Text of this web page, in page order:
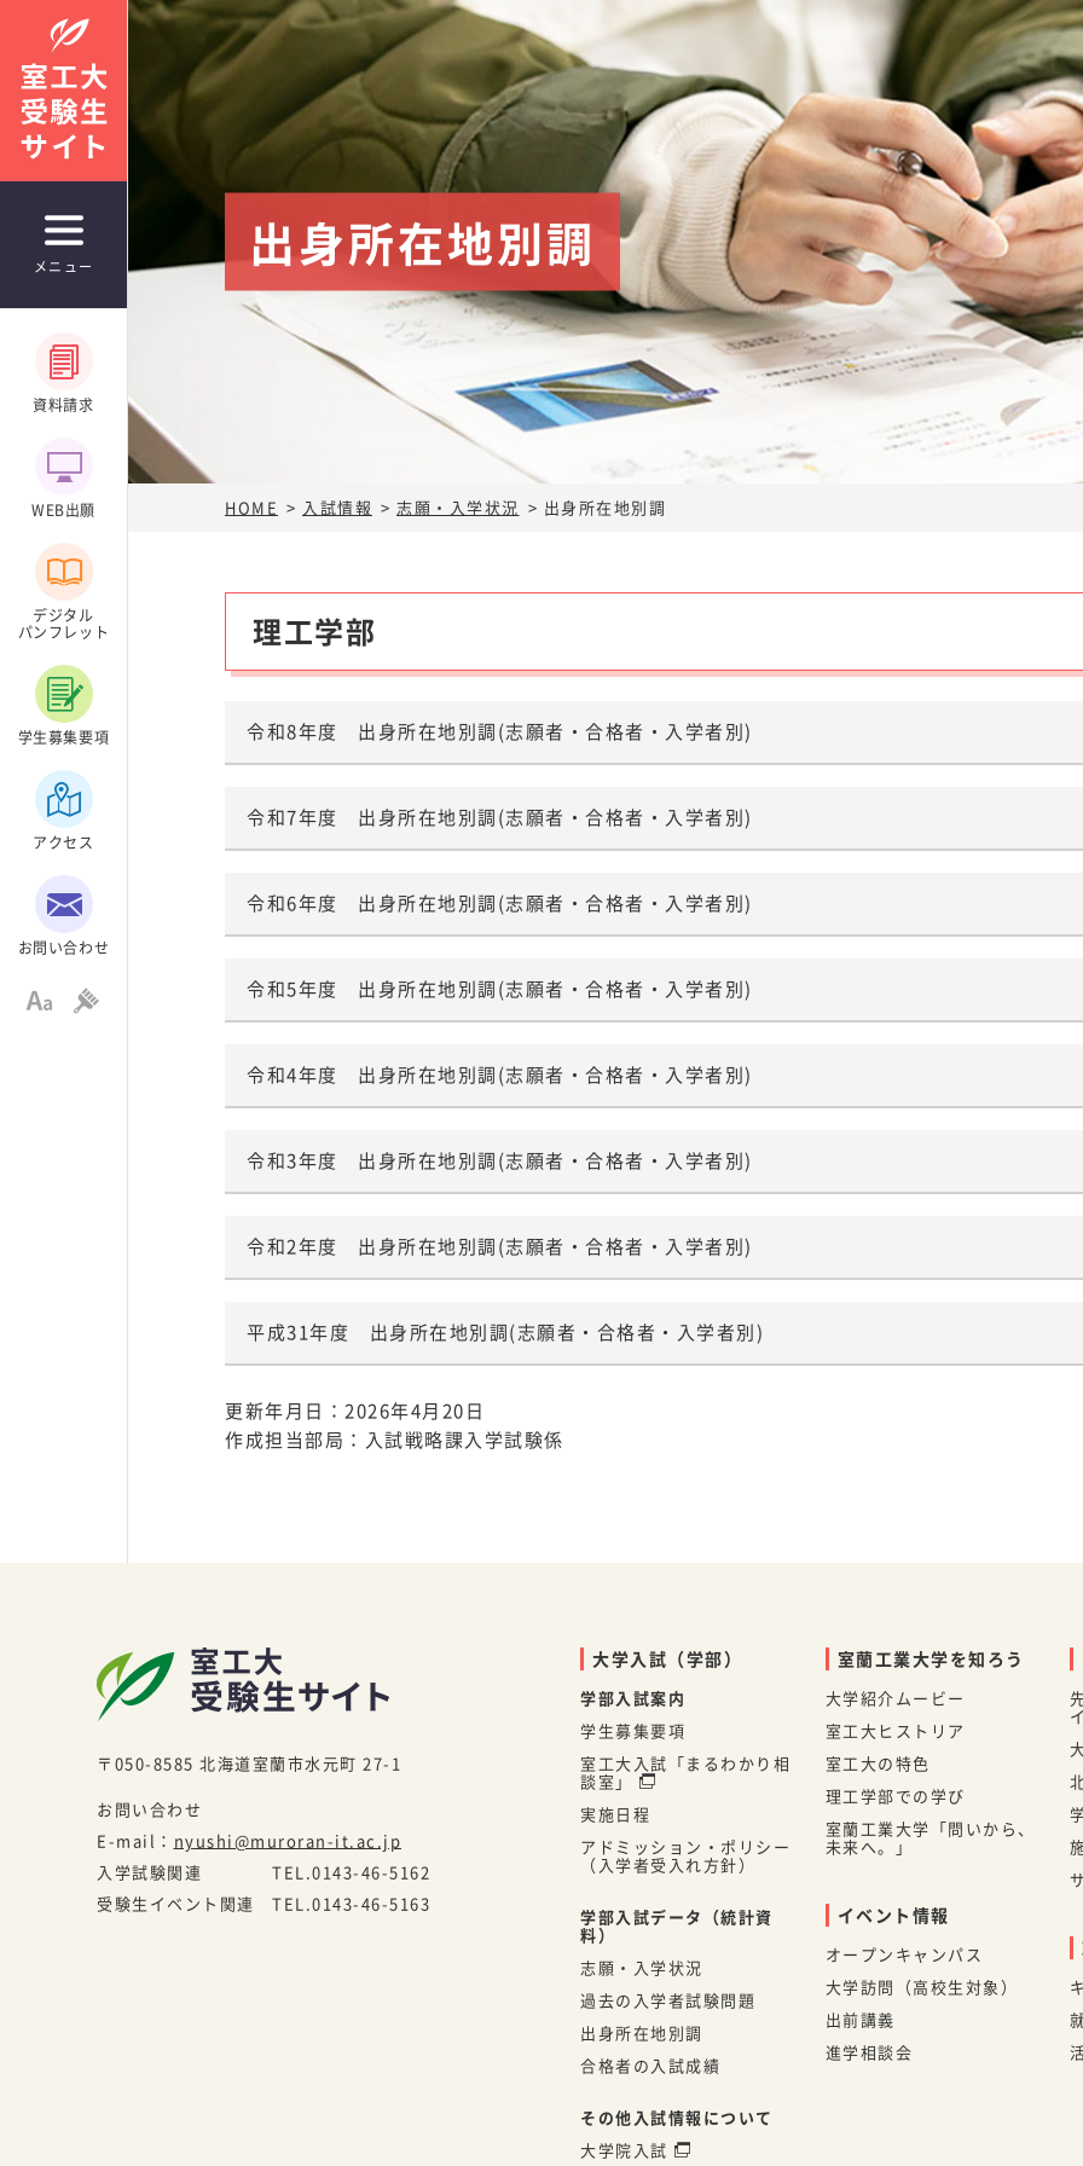
入試情報
学部入試案内
学生募集要項
室工大入試「まるわかり相談室」
（入学者受入れ方針）
学部入試データ（統計資料）
過去の入学者試験問題
出身所在地別調
合格者の入試成績
その他入試情報について
大学院入試
編入学入試
外国人留学生入試
室蘭工業大学を知ろう
大学紹介ムービー
室工大ヒストリア
室工大の特色
創造工学科
イベント情報
オープンキャンパス
大学訪問（高校生対象）
出前講義
進学相談会
資料請求
デジタル
パンフレット
学生募集
要項
メニュー
資料請求
WEB出願
デジタル
パンフレット
学生募集要項
アクセス
お問い合わせ
出身所在地別調
HOME 入試情報 志願・入学状況 出身所在地別調
理工学部
令和8年度 出身所在地別調(志願者・合格者・入学者別)
令和7年度 出身所在地別調(志願者・合格者・入学者別)
令和6年度 出身所在地別調(志願者・合格者・入学者別)
令和5年度 出身所在地別調(志願者・合格者・入学者別)
令和4年度 出身所在地別調(志願者・合格者・入学者別)
令和3年度 出身所在地別調(志願者・合格者・入学者別)
令和2年度 出身所在地別調(志願者・合格者・入学者別)
平成31年度 出身所在地別調(志願者・合格者・入学者別)
更新年月日：2026年4月20日
作成担当部局：入試戦略課入学試験係
〒050-8585 北海道室蘭市水元町 27-1
お問い合わせ
E-mail： nyushi@muroran-it.ac.jp
入学試験関連
TEL.0143-46-5162
受験生イベント関連
TEL.0143-46-5163
大学入試（学部）
学部入試案内
学生募集要項
室工大入試「まるわかり相
談室」
実施日程
アドミッション・ポリシー
（入学者受入れ方針）
学部入試データ（統計資
料）
志願・入学状況
過去の入学者試験問題
出身所在地別調
合格者の入試成績
その他入試情報について
大学院入試
室蘭工業大学を知ろう
大学紹介ムービー
室工大ヒストリア
室工大の特色
理工学部での学び
室蘭工業大学「問いから、
未来へ。」
イベント情報
オープンキャンパス
大学訪問（高校生対象）
出前講義
進学相談会